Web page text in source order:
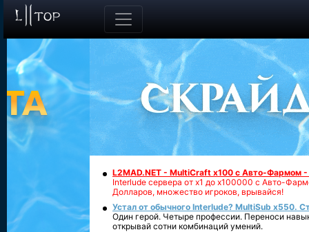
L2MAD.NET - MultiCraft x100 с Авто-Фармом
Interlude сервера от х1 до х100000 с Авто-
Долларов, множество игроков, врывайся!
Устал от обычного Interlude? MultiSub x550.
Один герой. Четыре профессии. Переноси
открывай сотни комбинаций умений.